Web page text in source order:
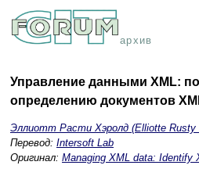
архив
Управление данными XML:
определению документов
Эллиотт Расти Хэролд (Elliotte Rusty
Перевод: Intersoft Lab
Оригинал: Managing XML data: Identify